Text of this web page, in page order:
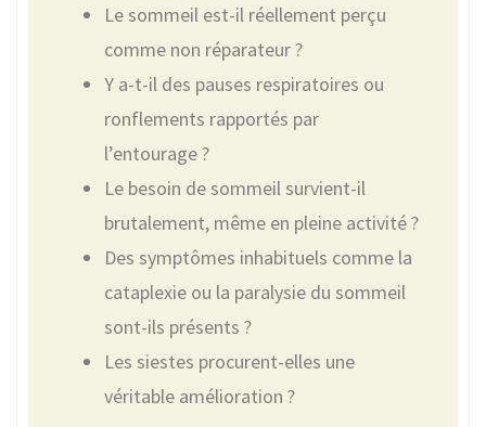
Le sommeil est-il réellement perçu
comme non réparateur ?
Y a-t-il des pauses respiratoires ou
ronflements rapportés par
l’entourage ?
Le besoin de sommeil survient-il
brutalement, même en pleine activité ?
Des symptômes inhabituels comme la
cataplexie ou la paralysie du sommeil
sont-ils présents ?
Les siestes procurent-elles une
véritable amélioration ?